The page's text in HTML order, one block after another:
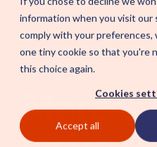
information when you visit our
comply with your preferences,
one tiny cookie so that you're
this choice again.
Cookies
Accept all
Skip
the
main
content.
SOLUTIONS
Marcar